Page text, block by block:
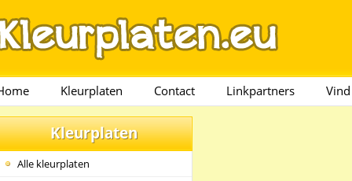
Kleurplaten Contact Linkpartners
Kleurplaten
Alle kleurplaten